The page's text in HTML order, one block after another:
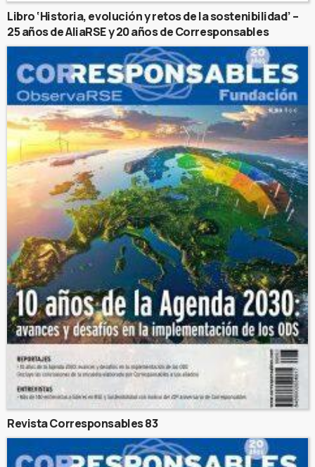
Libro ‘Historia, evolución y retos de la sostenibilidad’ –
25 años de AliaRSE y 20 años de Corresponsables
Revista Corresponsables 83